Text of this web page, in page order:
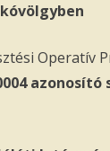
Operatív
azonosító